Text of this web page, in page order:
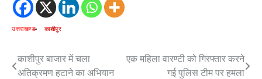
उत्तराखण्ड काशीपुर
Post
काशीपुर बाजार में चला
अतिक्रमण हटाने का अभियान
एक महिला वारण्टी को गिरफ्तार करने
गई पुलिस टीम पर हमला